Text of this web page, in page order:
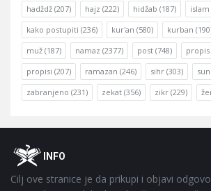
hadždž (207) hajz (222) hidžab (187) islam
kako postupiti (236) kur'an (580) kurban
muž (187) namaz (2377) post (748) propis
propisi (207) ramazan (246) sihr (303)
zabranjeno (231) zekat (356) zikr (229)
FooterOINFO
Cilj ove stranice je da prikupi i objavi